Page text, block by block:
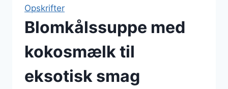
Opskrifter
Blomkålssuppe med
kokosmælk til
eksotisk smag